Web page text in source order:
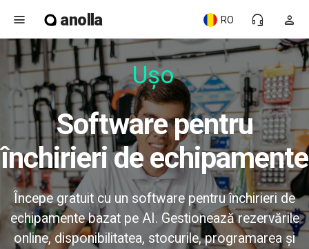
menu anolla person
headset_mic
RO
Ușor
Software pentru
închirieri de echipamente
Începe gratuit cu un software pentru închirieri de
echipamente bazat pe AI. Gestionează rezervările
online, disponibilitatea, stocurile, programarea și